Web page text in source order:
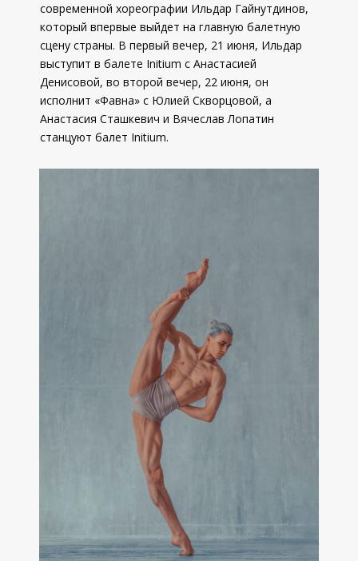
современной хореографии Ильдар Гайнутдинов,
который впервые выйдет на главную балетную
сцену страны. В первый вечер, 21 июня, Ильдар
выступит в балете Initium с Анастасией
Денисовой, во второй вечер, 22 июня, он
исполнит «Фавна» с Юлией Скворцовой, а
Анастасия Сташкевич и Вячеслав Лопатин
станцуют балет Initium.